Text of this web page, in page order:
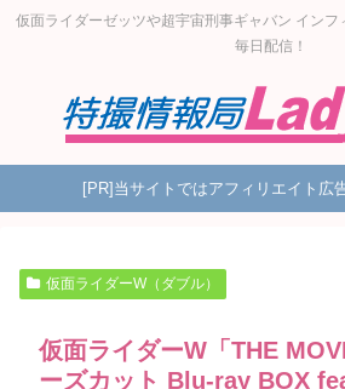
仮面ライダーゼッツや超宇宙刑事ギャバン イン
毎日配信！
[PR]当サイトではアフィリエイト広
仮面ライダーW（ダブル）
仮面ライダーW「THE
ーズカット Blu-ray BOX